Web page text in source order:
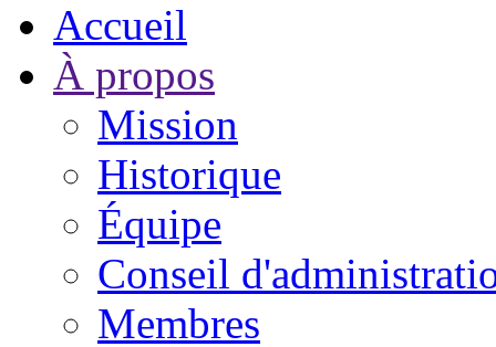
Accueil
À propos
Mission
Historique
Équipe
Conseil
Membres